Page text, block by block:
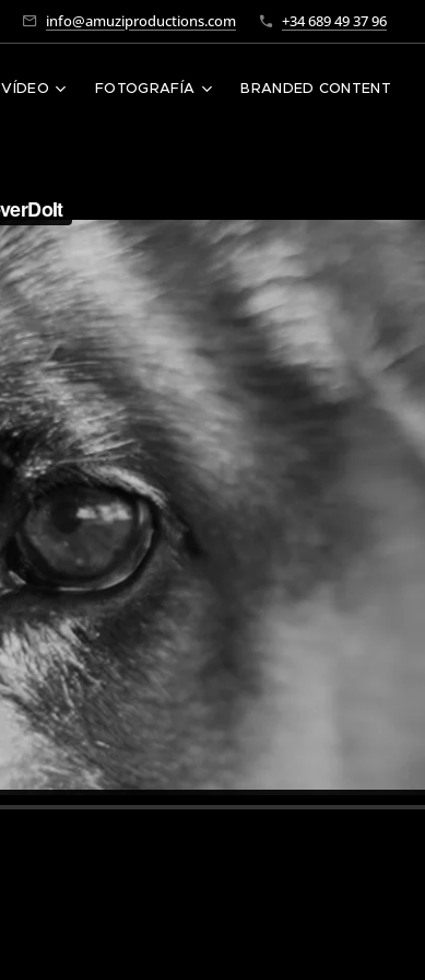
info@amuziproductions.com +34 689 49 37 96
VÍDEO FOTOGRAFÍA BRANDED CONTENT